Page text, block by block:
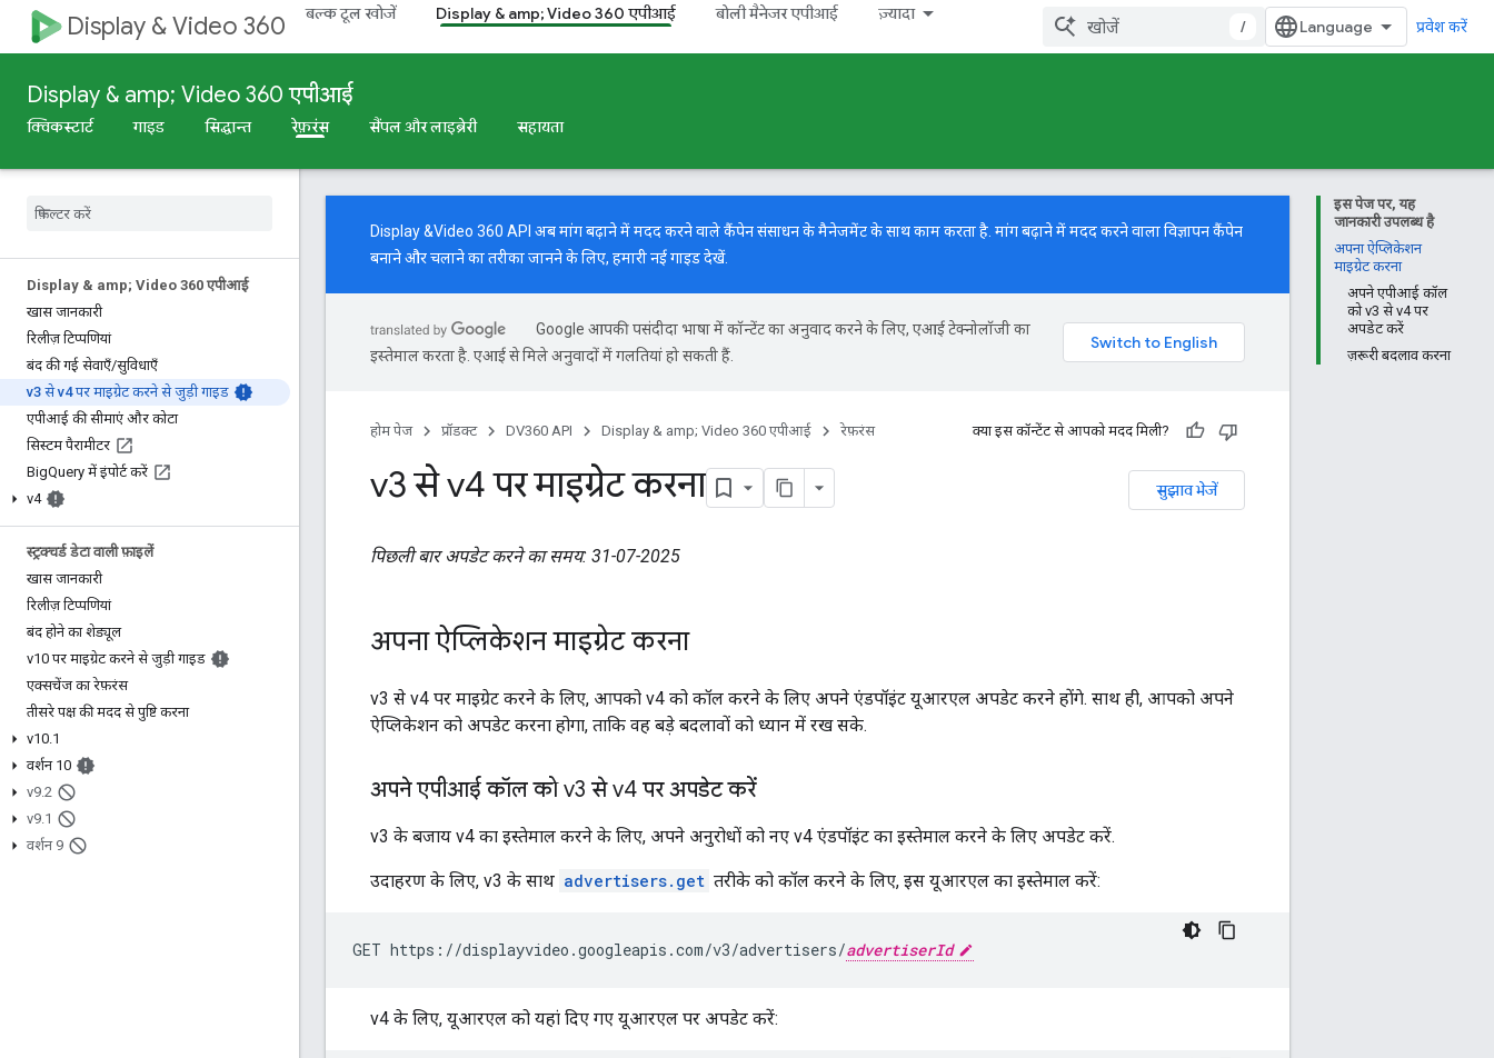
Display & Video 360 बल्क टूल खोजें Display & amp; Video 360 एपीआई बोली मैनेजर एपीआई ज़्यादा
/ प्रवेश करें
Display & amp; Video 360 एपीआई
क्विकस्टार्ट गाइड सिद्धान्त रेफ़रंस सैंपल और लाइब्रेरी सहायता
Display & amp; Video 360 एपीआई
खास जानकारी
रिलीज़ टिप्पणियां
बंद की गई सेवाएँ/सुविधाएँ
v3 से v4 पर माइग्रेट करने से जुड़ी गाइड
एपीआई की सीमाएं और कोटा
सिस्टम पैरामीटर
BigQuery में इंपोर्ट करें
v4
स्ट्रक्चर्ड डेटा वाली फ़ाइलें
खास जानकारी
रिलीज़ टिप्पणियां
बंद होने का शेड्यूल
v10 पर माइग्रेट करने से जुड़ी गाइड
एक्सचेंज का रेफ़रंस
तीसरे पक्ष की मदद से पुष्टि करना
v10.1
वर्शन 10
v9.2
v9.1
वर्शन 9
इस पेज पर, यह
जानकारी उपलब्ध है
अपना ऐप्लिकेशन
माइग्रेट करना
अपने एपीआई कॉल
को v3 से v4 पर
अपडेट करें
ज़रूरी बदलाव करना
Display &Video 360 API अब मांग बढ़ाने में मदद करने वाले कैंपेन संसाधन के मैनेजमेंट के साथ काम करता है. मांग बढ़ाने में मदद करने वाला विज्ञापन कैंपेन
बनाने और चलाने का तरीका जानने के लिए, हमारीनई गाइडदेखें.
Google आपकी पसंदीदा भाषा में कॉन्टेंट का अनुवाद करने के लिए, एआई टेक्नोलॉजी का
इस्तेमाल करता है. एआई से मिले अनुवादों में गलतियां हो सकती हैं.
होम पेज प्रॉडक्ट DV360 API Display & amp; Video 360 एपीआई रेफ़रंस क्या इस कॉन्टेंट से आपको मदद मिली?
सुझाव भेजें
v3 से v4 पर माइग्रेट करना
पिछली बार अपडेट करने का समय: 31-07-2025
अपना ऐप्लिकेशन माइग्रेट करना
v3 से v4 पर माइग्रेट करने के लिए, आपको v4 को कॉल करने के लिए अपने एंडपॉइंट यूआरएल अपडेट करने होंगे. साथ ही, आपको अपने
ऐप्लिकेशन को अपडेट करना होगा, ताकि वह बड़े बदलावों को ध्यान में रख सके.
अपने एपीआई कॉल को v3 से v4 पर अपडेट करें
v3 के बजाय v4 का इस्तेमाल करने के लिए, अपने अनुरोधों को नए v4 एंडपॉइंट का इस्तेमाल करने के लिए अपडेट करें.
उदाहरण के लिए, v3 के साथ advertisers.get तरीके को कॉल करने के लिए, इस यूआरएल का इस्तेमाल करें:
GET https://displayvideo.googleapis.com/v3/advertisers/advertiserId
v4 के लिए, यूआरएल को यहां दिए गए यूआरएल पर अपडेट करें: